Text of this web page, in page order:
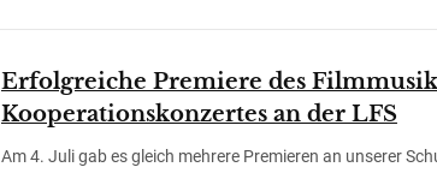
Erfolgreiche Premiere des
Kooperationskonzertes an der LFS
Am 4. Juli gab es gleich mehrere Premieren an unserer